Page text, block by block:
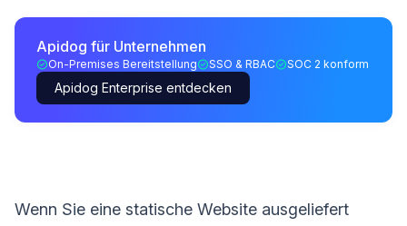
Apidog für Unternehmen
On-Premises Bereitstellung SSO & RBAC SOC 2 konform
Apidog Enterprise entdecken
Wenn Sie eine statische Website ausgeliefert